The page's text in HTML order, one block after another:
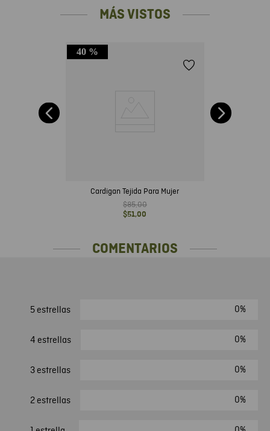
MÁS VISTOS
40 %
Cardigan Tejida Para Mujer
$85,00
$51,00
COMENTARIOS
5 estrellas 0%
4 estrellas 0%
3 estrellas 0%
2 estrellas 0%